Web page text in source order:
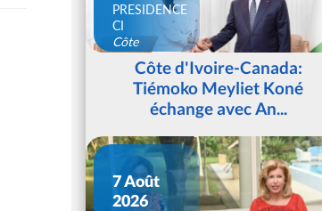
PRESIDENCE
CI
Côte
d'IvoireCôte d'Ivoire-Canada:
Tiémoko Meyliet Koné
échange avec An...
7 Août
2026